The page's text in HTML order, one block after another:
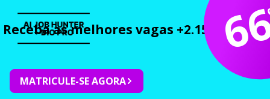
Receba as melhores vagas +2.150 cursos
MATRICULE-SE AGORA